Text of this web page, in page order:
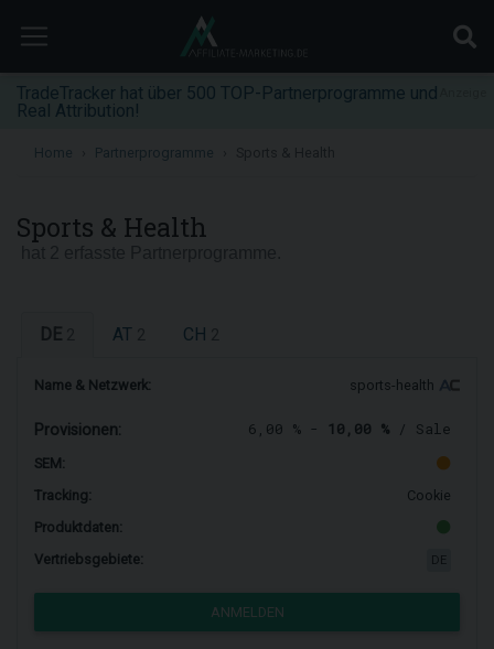
TradeTracker hat über 500 TOP-Partnerprogramme und
Real Attribution!
Home Partnerprogramme
Sports & Health
DE AT CH
Name & Netzwerk: sports-health
Provisionen: 6,00 % - 10,00 % / Sale
SEM:
Tracking:
Cookie
Produktdaten:
Vertriebsgebiete:
ANMELDEN